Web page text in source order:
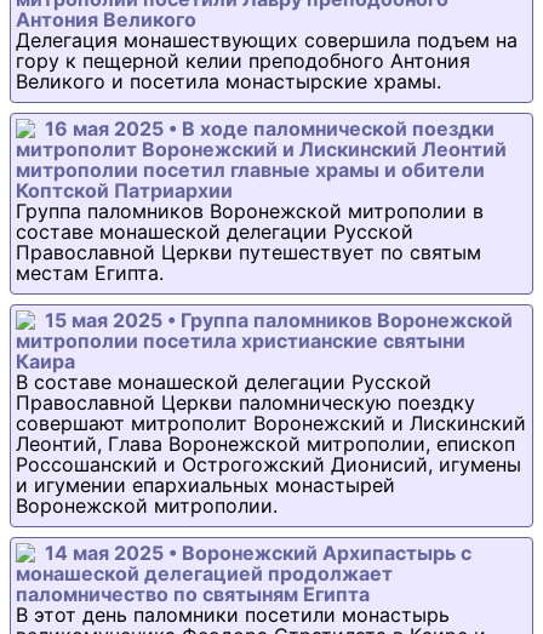
Антония Великого
Делегация монашествующих совершила подъем на
гору к пещерной келии преподобного Антония
Великого и посетила монастырские храмы.
16 мая 2025 • В ходе паломнической поездки
митрополит Воронежский и Лискинский Леонтий
митрополии посетил главные храмы и обители
Коптской Патриархии
Группа паломников Воронежской митрополии в
составе монашеской делегации Русской
Православной Церкви путешествует по святым
местам Египта.
15 мая 2025 • Группа паломников Воронежской
митрополии посетила христианские святыни
Каира
В составе монашеской делегации Русской
Православной Церкви паломническую поездку
совершают митрополит Воронежский и Лискинский
Леонтий, Глава Воронежской митрополии, епископ
Россошанский и Острогожский Дионисий, игумены
и игумении епархиальных монастырей
Воронежской митрополии.
14 мая 2025 • Воронежский Архипастырь с
монашеской делегацией продолжает
паломничество по святыням Египта
В этот день паломники посетили монастырь